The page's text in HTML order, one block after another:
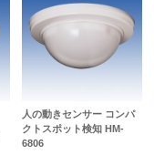
人の動きセンサー コンパ
クトスポット検知 HM-
6806